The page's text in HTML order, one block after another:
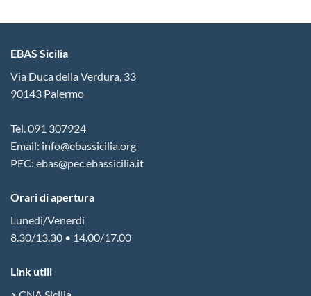
EBAS Sicilia
Via Duca della Verdura, 33
90143 Palermo
Tel. 091 307924
Email: info@ebassicilia.org
PEC: ebas@pec.ebassicilia.it
Orari di apertura
Lunedì/Venerdì
8.30/13.30 • 14.00/17.00
Link utili